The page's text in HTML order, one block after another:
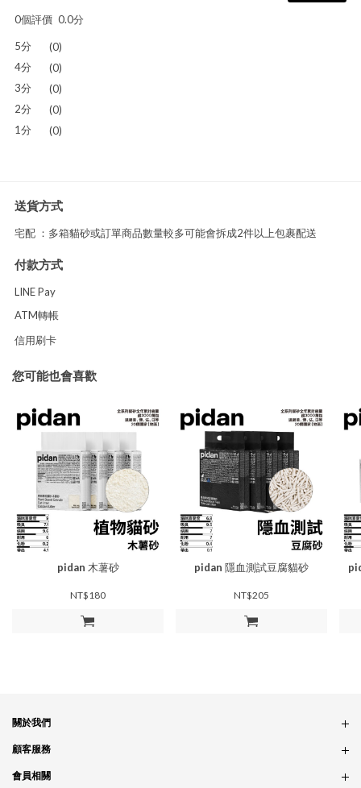
0個評價 0.0分
5分
(0)
4分
(0)
3分
(0)
2分
(0)
1分
(0)
送貨方式
宅配 ：多箱貓砂或訂單商品數量較多可能會拆成2件以上包裹配送
付款方式
LINE Pay
ATM轉帳
信用刷卡
您可能也會喜歡
加入購物車
pidan 木薯砂
NT$180
加入購物車
pidan 隱血測試豆腐貓砂
NT$205
關於我們
品牌故事
銷售據點
顧客服務
訂單問題
會員相關